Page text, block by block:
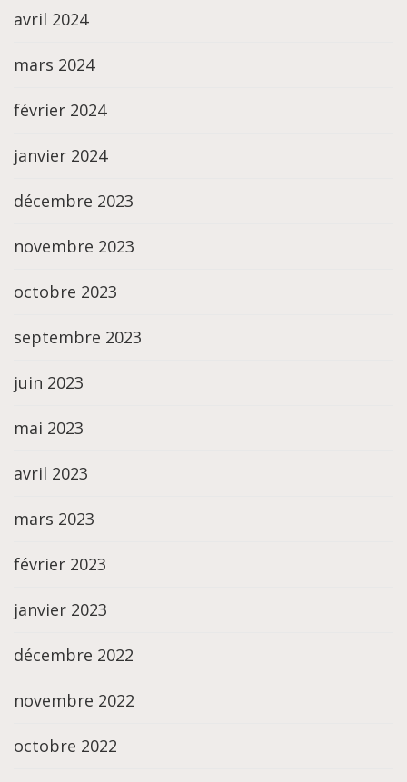
avril 2024
mars 2024
février 2024
janvier 2024
décembre 2023
novembre 2023
octobre 2023
septembre 2023
juin 2023
mai 2023
avril 2023
mars 2023
février 2023
janvier 2023
décembre 2022
novembre 2022
octobre 2022